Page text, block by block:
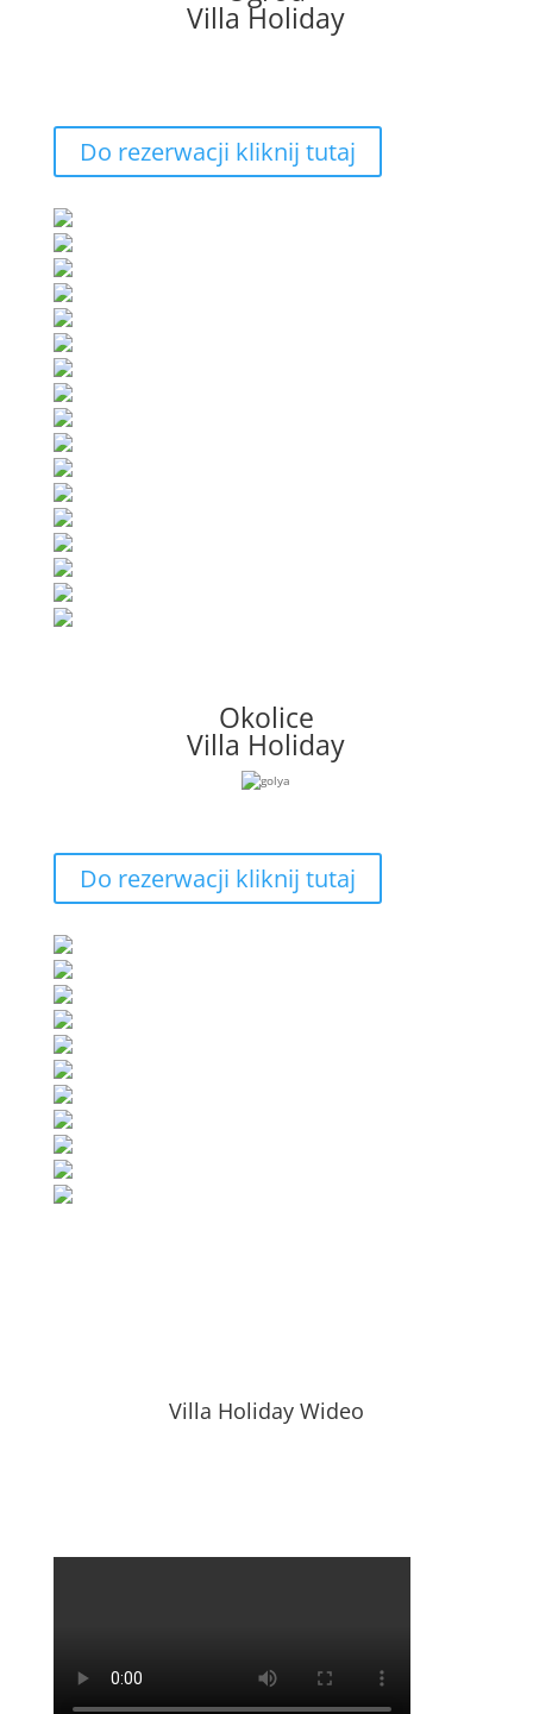
Villa Holiday
Do rezerwacji kliknij tutaj
Okolice
Villa Holiday
Do rezerwacji kliknij tutaj
Villa Holiday Wideo